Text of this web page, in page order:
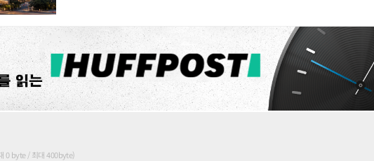
0 byte / 최대 400byte)